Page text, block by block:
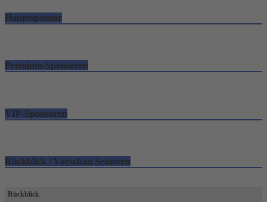
Hauptsponsor
Premium-Sponsoren
VIP-Sponsoren
Rückblick / Vorschau Senioren